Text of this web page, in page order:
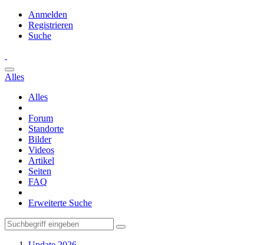
Anmelden
Registrieren
Suche
Alles
Alles
Forum
Standorte
Bilder
Videos
Artikel
Seiten
FAQ
Erweiterte Suche